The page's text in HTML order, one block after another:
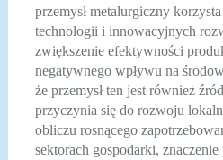
przemysł metalurgiczny
technologii i innowacyjnych
zwiększenie efektywności
negatywnego wpływu na
że przemysł ten jest również
przyczynia się do rozwoju
obliczu rosnącego
sektorach gospodarki, znaczenie